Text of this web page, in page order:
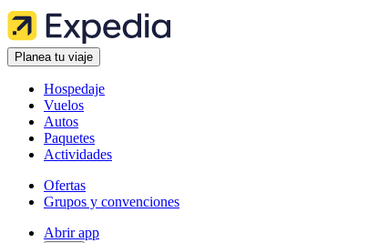
Planea tu viaje
Hospedaje
Vuelos
Autos
Paquetes
Actividades
Ofertas
Grupos y convenciones
Abrir app